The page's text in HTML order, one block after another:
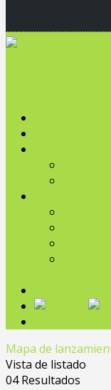
Mapa de
Vista de listado
04Resultados